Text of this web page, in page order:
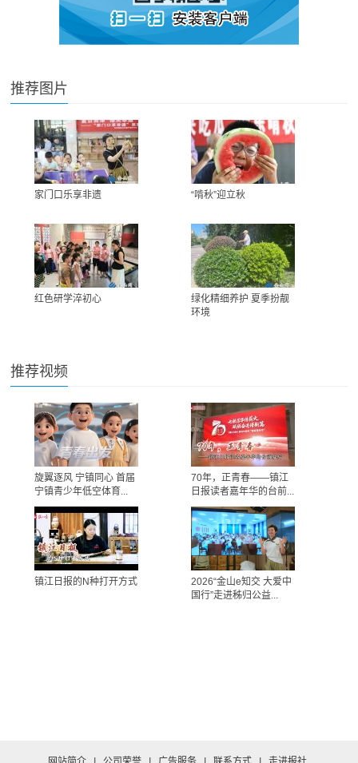
推荐图片
家门口乐享非遗 “啃秋”迎立秋
红色研学淬初心
绿化精细养护 夏季扮靓
环境
推荐视频
旋翼逐风 宁镇同心 首届
宁镇青少年低空体育...
70年，正青春——镇江
日报读者嘉年华的台前...
镇江日报的N种打开方式
2026“金山e知交 大爱中
国行”走进秭归公益...